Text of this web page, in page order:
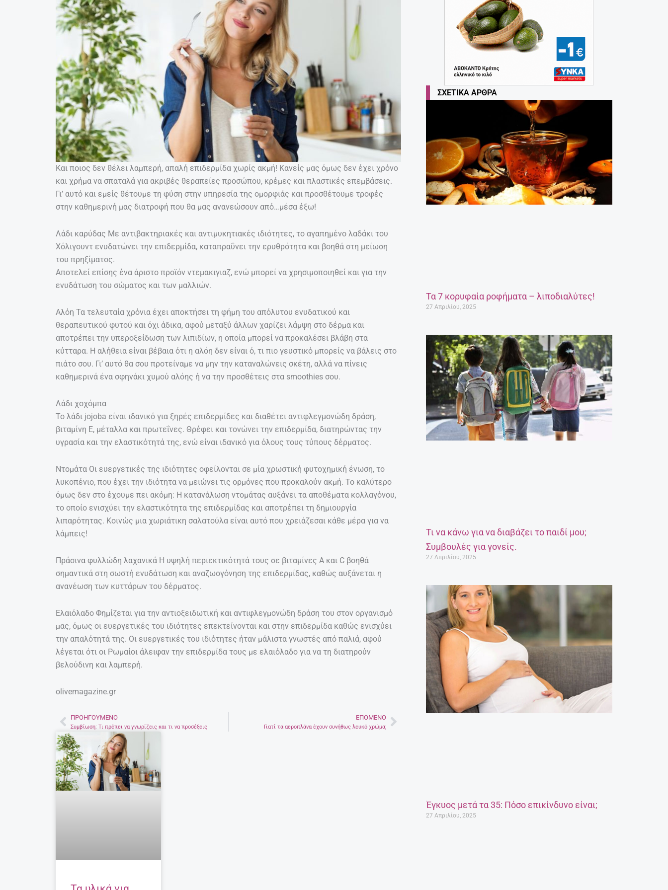
Και ποιος δεν θέλει λαμπερή, απαλή επιδερμίδα χωρίς ακμή! Κανείς μας όμως δεν έχει χρόνο
και χρήμα να σπαταλά για ακριβές θεραπείες προσώπου, κρέμες και πλαστικές επεμβάσεις.
Γι’ αυτό και εμείς θέτουμε τη φύση στην υπηρεσία της ομορφιάς και προσθέτουμε τροφές
στην καθημερινή μας διατροφή που θα μας ανανεώσουν από…μέσα έξω!
Λάδι καρύδας Με αντιβακτηριακές και αντιμυκητιακές ιδιότητες, το αγαπημένο λαδάκι του
Χόλιγουντ ενυδατώνει την επιδερμίδα, καταπραΰνει την ερυθρότητα και βοηθά στη μείωση
του πρηξίματος.
Αποτελεί επίσης ένα άριστο προϊόν ντεμακιγιαζ, ενώ μπορεί να χρησιμοποιηθεί και για την
ενυδάτωση του σώματος και των μαλλιών.
Aλόη Τα τελευταία χρόνια έχει αποκτήσει τη φήμη του απόλυτου ενυδατικού και
θεραπευτικού φυτού και όχι άδικα, αφού μεταξύ άλλων χαρίζει λάμψη στο δέρμα και
αποτρέπει την υπεροξείδωση των λιπιδίων, η οποία μπορεί να προκαλέσει βλάβη στα
κύτταρα. Η αλήθεια είναι βέβαια ότι η αλόη δεν είναι ό, τι πιο γευστικό μπορείς να βάλεις στο
πιάτο σου. Γι’ αυτό θα σου προτείναμε να μην την καταναλώνεις σκέτη, αλλά να πίνεις
καθημερινά ένα σφηνάκι χυμού αλόης ή να την προσθέτεις στα smoothies σου.
Λάδι χοχόμπα
To λάδι jojoba είναι ιδανικό για ξηρές επιδερμίδες και διαθέτει αντιφλεγμονώδη δράση,
βιταμίνη Ε, μέταλλα και πρωτεΐνες. Θρέφει και τονώνει την επιδερμίδα, διατηρώντας την
υγρασία και την ελαστικότητά της, ενώ είναι ιδανικό για όλους τους τύπους δέρματος.
Ντομάτα Οι ευεργετικές της ιδιότητες οφείλονται σε μία χρωστική φυτοχημική ένωση, το
λυκοπένιο, που έχει την ιδιότητα να μειώνει τις ορμόνες που προκαλούν ακμή. Το καλύτερο
όμως δεν στο έχουμε πει ακόμη: Η κατανάλωση ντομάτας αυξάνει τα αποθέματα κολλαγόνου,
το οποίο ενισχύει την ελαστικότητα της επιδερμίδας και αποτρέπει τη δημιουργία
λιπαρότητας. Κοινώς μια χωριάτικη σαλατούλα είναι αυτό που χρειάζεσαι κάθε μέρα για να
λάμπεις!
Πράσινα φυλλώδη λαχανικά Η υψηλή περιεκτικότητά τους σε βιταμίνες Α και C βοηθά
σημαντικά στη σωστή ενυδάτωση και αναζωογόνηση της επιδερμίδας, καθώς αυξάνεται η
ανανέωση των κυττάρων του δέρματος.
Ελαιόλαδο Φημίζεται για την αντιοξειδωτική και αντιφλεγμονώδη δράση του στον οργανισμό
μας, όμως οι ευεργετικές του ιδιότητες επεκτείνονται και στην επιδερμίδα καθώς ενισχύει
την απαλότητά της. Οι ευεργετικές του ιδιότητες ήταν μάλιστα γνωστές από παλιά, αφού
λέγεται ότι οι Ρωμαίοι άλειφαν την επιδερμίδα τους με ελαιόλαδο για να τη διατηρούν
βελούδινη και λαμπερή.
olivemagazine.gr
Prev
ΠΡΟΗΓΟΎΜΕΝΟ
Συμβίωση: Τι πρέπει να γνωρίζεις και τι να προσέξεις
ΕΠΌΜΕΝΟ
Γιατί τα αεροπλάνα έχουν συνήθως λευκό χρώμα;Next
ΣΧΕΤΙΚΆ ΆΡΘΡΑ
Τα 7 κορυφαία ροφήματα – λιποδιαλύτες!
27 Απριλίου, 2025
Τι να κάνω για να διαβάζει το παιδί μου;
Συμβουλές για γονείς.
27 Απριλίου, 2025
Έγκυος μετά τα 35: Πόσο επικίνδυνο είναι;
27 Απριλίου, 2025